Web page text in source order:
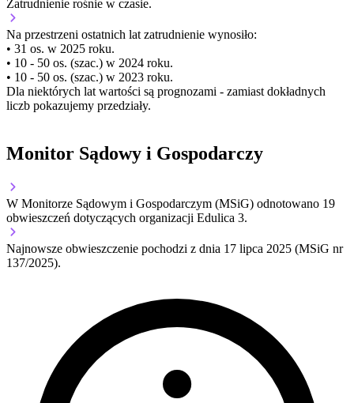
Zatrudnienie rośnie w czasie.
Na przestrzeni ostatnich lat zatrudnienie wynosiło:
• 31 os. w 2025 roku.
• 10 - 50 os. (szac.) w 2024 roku.
• 10 - 50 os. (szac.) w 2023 roku.
Dla niektórych lat wartości są prognozami - zamiast dokładnych
liczb pokazujemy przedziały.
Monitor Sądowy i Gospodarczy
W Monitorze Sądowym i Gospodarczym (MSiG) odnotowano 19
obwieszczeń dotyczących organizacji Edulica 3.
Najnowsze obwieszczenie pochodzi z dnia 17 lipca 2025 (MSiG nr
137/2025).